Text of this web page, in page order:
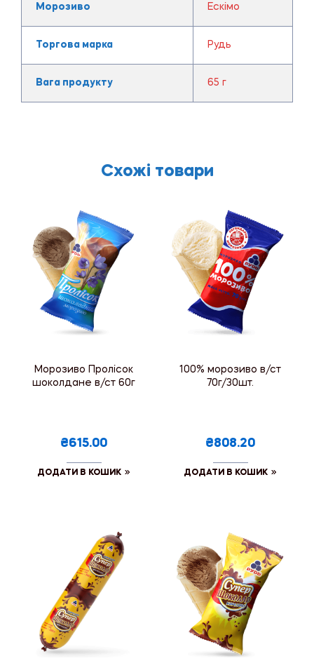
Морозиво Ескімо
Торгова марка Рудь
Вага продукту 65 г
Схожі товари
Морозиво Пролісок
шоколдане в/ст 60г
₴615.00
ДОДАТИ В КОШИК
100% морозиво в/ст
70г/30шт.
₴808.20
ДОДАТИ В КОШИК